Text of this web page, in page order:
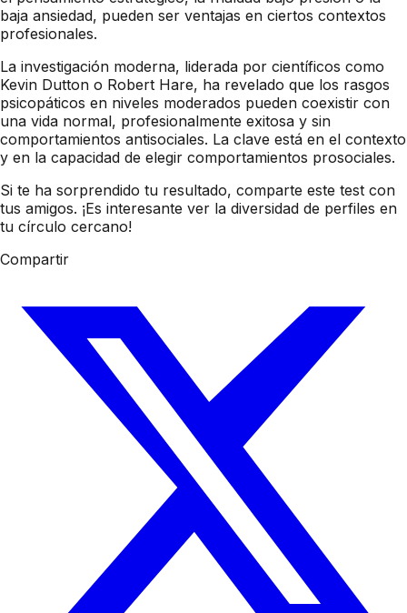
baja ansiedad, pueden ser ventajas en ciertos contextos
profesionales.
La investigación moderna, liderada por científicos como
Kevin Dutton o Robert Hare, ha revelado que los rasgos
psicopáticos en niveles moderados pueden coexistir con
una vida normal, profesionalmente exitosa y sin
comportamientos antisociales. La clave está en el contexto
y en la capacidad de elegir comportamientos prosociales.
Si te ha sorprendido tu resultado, comparte este test con
tus amigos. ¡Es interesante ver la diversidad de perfiles en
tu círculo cercano!
Compartir